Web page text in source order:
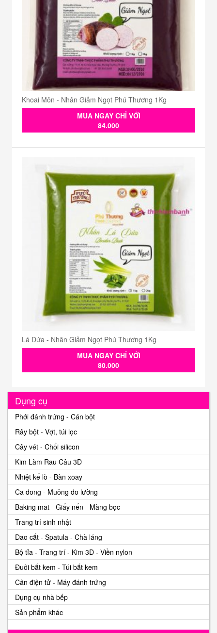
Khoai Môn - Nhân Giảm Ngọt Phú Thương 1Kg
MUA NGAY CHỈ VỚI
84.000
Lá Dứa - Nhân Giảm Ngọt Phú Thương 1Kg
MUA NGAY CHỈ VỚI
80.000
Dụng cụ
Phới đánh trứng - Cán bột
Rây bột - Vợt, túi lọc
Cây vét - Chổi silicon
Kim Làm Rau Câu 3D
Nhiệt kế lò - Bàn xoay
Ca đong - Muỗng đo lường
Baking mat - Giấy nến - Màng bọc
Trang trí sinh nhật
Dao cắt - Spatula - Chà láng
Bộ tỉa - Trang trí - Kim 3D - Viền nylon
Đuôi bắt kem - Túi bắt kem
Cân điện tử - Máy đánh trứng
Dụng cụ nhà bếp
Sản phẩm khác